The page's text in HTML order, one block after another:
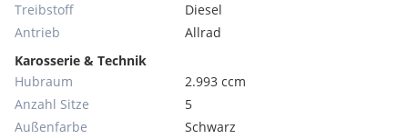
Treibstoff
Diesel
Antrieb
Allrad
Karosserie & Technik
Hubraum
2.993 ccm
Anzahl Sitze
5
Außenfarbe
Schwarz